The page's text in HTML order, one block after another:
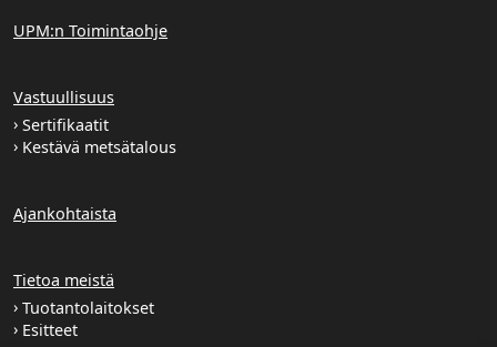
UPM:n Toimintaohje
Vastuullisuus
Sertifikaatit
Kestävä metsätalous
Ajankohtaista
Tietoa meistä
Tuotantolaitokset
Esitteet